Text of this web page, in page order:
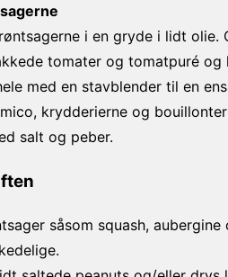
i en gryde i lidt
tomater og tomatpuré
med en stavblender til en
krydderierne og
salt og peber.
såsom squash,